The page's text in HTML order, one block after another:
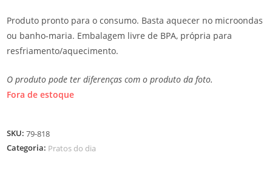
Produto pronto para o consumo. Basta aquecer no microondas
ou banho-maria. Embalagem livre de BPA, própria para
resfriamento/aquecimento.
O produto pode ter diferenças com o produto da foto.
Fora de estoque
SKU:79-818
Categoria: Pratos do dia